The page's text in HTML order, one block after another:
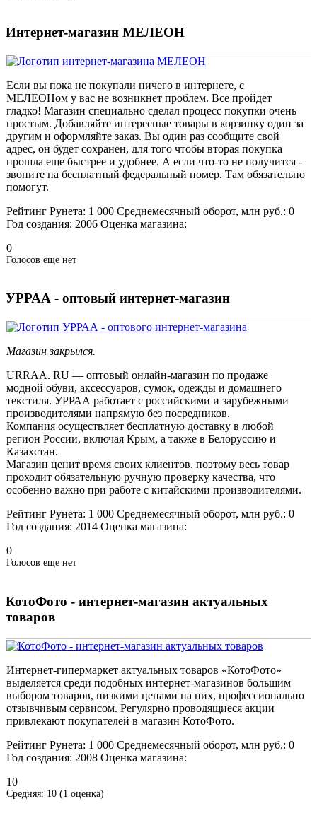
Интернет-магазин МЕЛЕОН
Если вы пока не покупали ничего в интернете, с
МЕЛЕОНом у вас не возникнет проблем. Все пройдет
гладко! Магазин специально сделал процесс покупки очень
простым. Добавляйте интересные товары в корзинку один за
другим и оформляйте заказ. Вы один раз сообщите свой
адрес, он будет сохранен, для того чтобы вторая покупка
прошла еще быстрее и удобнее. А если что-то не получится -
звоните на бесплатный федеральный номер. Там обязательно
помогут.
Рейтинг Рунета: 1 000 Среднемесячный оборот, млн руб.: 0
Год создания: 2006 Оценка магазина:
0
Голосов еще нет
УРРАА - оптовый интернет-магазин
Магазин закрылся.
URRAA. RU — оптовый онлайн-магазин по продаже
модной обуви, аксессуаров, сумок, одежды и домашнего
текстиля. УРРАА работает с российскими и зарубежными
производителями напрямую без посредников.
Компания осуществляет бесплатную доставку в любой
регион России, включая Крым, а также в Белоруссию и
Казахстан.
Магазин ценит время своих клиентов, поэтому весь товар
проходит обязательную ручную проверку качества, что
особенно важно при работе с китайскими производителями.
Рейтинг Рунета: 1 000 Среднемесячный оборот, млн руб.: 0
Год создания: 2014 Оценка магазина:
0
Голосов еще нет
КотоФото - интернет-магазин актуальных
товаров
Интернет-гипермаркет актуальных товаров «КотоФото»
выделяется среди подобных интернет-магазинов большим
выбором товаров, низкими ценами на них, профессионально
отзывчивым сервисом. Регулярно проводящиеся акции
привлекают покупателей в магазин КотоФото.
Рейтинг Рунета: 1 000 Среднемесячный оборот, млн руб.: 0
Год создания: 2008 Оценка магазина:
10
Средняя: 10 (1 оценка)